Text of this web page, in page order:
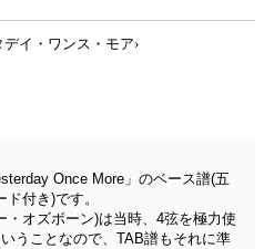
デイ・ワンス・モア›
Once More」のベース譜(五
付き)です。
・オズボーン)は当時、4弦を極力使
うことなので、TAB譜もそれに準